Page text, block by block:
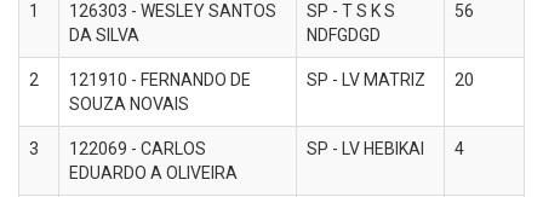
1
126303 - WESLEY SANTOS
DA SILVA
SP - T S K S
NDFGDGD
56
2
121910 - FERNANDO DE
SOUZA NOVAIS
SP - LV MATRIZ 20
3
122069 - CARLOS
EDUARDO A OLIVEIRA
SP - LV HEBIKAI 4